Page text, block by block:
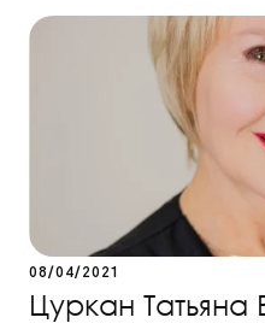
08/04/2021
Цуркан